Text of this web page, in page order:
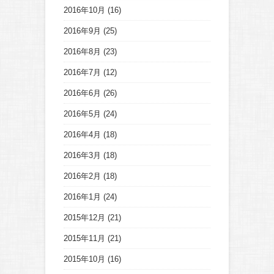
2016年10月 (16)
2016年9月 (25)
2016年8月 (23)
2016年7月 (12)
2016年6月 (26)
2016年5月 (24)
2016年4月 (18)
2016年3月 (18)
2016年2月 (18)
2016年1月 (24)
2015年12月 (21)
2015年11月 (21)
2015年10月 (16)